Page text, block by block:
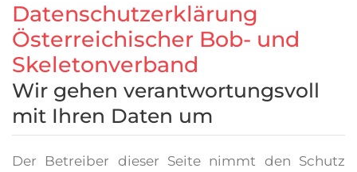
Datenschutzerklärung
Österreichischer Bob- und
Skeletonverband
Wir gehen verantwortungsvoll
mit Ihren Daten um
Der Betreiber dieser Seite nimmt den Schutz